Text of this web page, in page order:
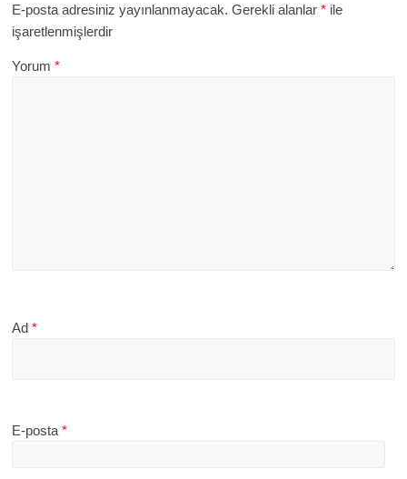
E-posta adresiniz yayınlanmayacak. Gerekli alanlar* ile
işaretlenmişlerdir
Yorum*
Ad*
E-posta*